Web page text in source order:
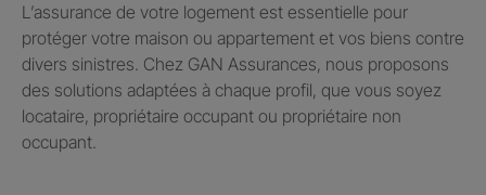
​L’assurance de votre logement est essentielle pour
protéger votre maison ou appartement et vos biens contre
divers sinistres. Chez GAN Assurances, nous proposons
des solutions adaptées à chaque profil, que vous soyez
locataire, propriétaire occupant ou propriétaire non
occupant.